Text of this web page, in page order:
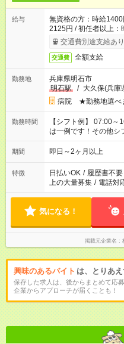
給与
無資格の方：時給
2125円 / 初任者以上：
交通費別途支給あり
交通費 全額支給
勤務地
兵庫県明石市
明石駅
/ 大久保(兵庫
病院 ★勤務地選べ
勤務時間
【シフト例】 07:00～
は一例です！その他シ
期間 即日～2ヶ月以上
特徴 日払いOK / 履歴書不要
上の大量募集 / 電話対
気になる！
掲載元企業名
興味のあるバイト は、とりあ
保存した求人は、後からまとめて応募
企業からアプローチが届くことも！